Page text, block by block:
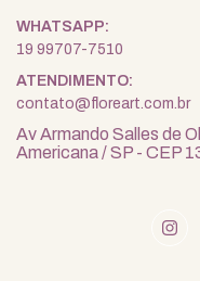
19 99707-7510
contato@floreart.com.br
Av Armando Salles de
Americana / SP - CEP